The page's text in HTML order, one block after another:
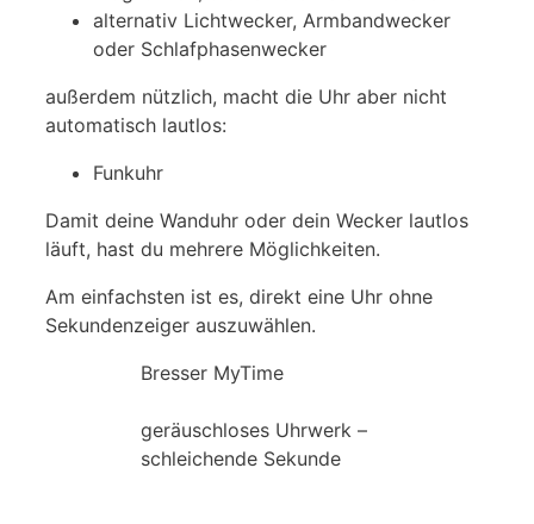
alternativ Lichtwecker, Armbandwecker
oder Schlafphasenwecker
außerdem nützlich, macht die Uhr aber nicht
automatisch lautlos:
Funkuhr
Damit deine Wanduhr oder dein Wecker lautlos
läuft, hast du mehrere Möglichkeiten.
Am einfachsten ist es, direkt eine Uhr ohne
Sekundenzeiger auszuwählen.
Bresser MyTime
geräuschloses Uhrwerk –
schleichende Sekunde